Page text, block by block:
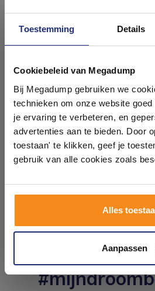
Toestemming Details
Cookiebeleid van Megadump
Bij Megadump gebruiken we
technieken om onze website
je ervaring te verbeteren, en
advertenties aan te bieden. Door
toestaan' te klikken, geef je
gebruik van alle cookies zoals
Alles
Aanpassen
25X40 (prijs per m2)
26,62
22,00
badkamers in
Laat je inspireren door 21
badkameropstellingen – van
ervaren adviseurs helpen je
tegels & sanitair direct uit
op eigen
Kom langs en ervaar zelf